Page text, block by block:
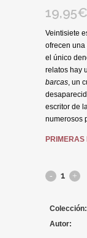
19,95€
Veintisiete
ofrecen
el único
relatos hay
barcas , un
escritor de
numerosos
PRIMERAS
Colección:
Autor: